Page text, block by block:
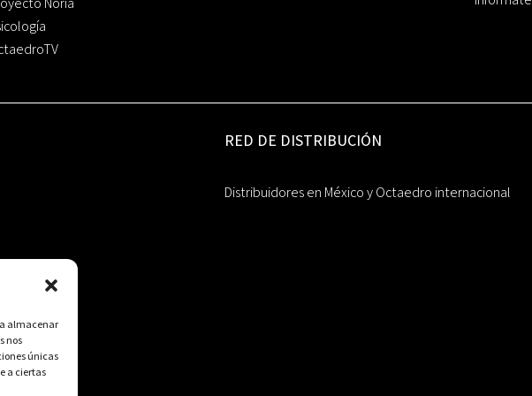
almacenar
nos
únicas
a ciertas
RED DE DISTRIBUCIÓN
Distribuidores en México y Octaedro internacional